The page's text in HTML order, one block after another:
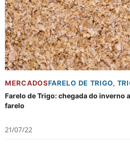
MERCADOSFARELO DE TRIGO,
Farelo de Trigo: chegada do inverno
farelo
21/07/22